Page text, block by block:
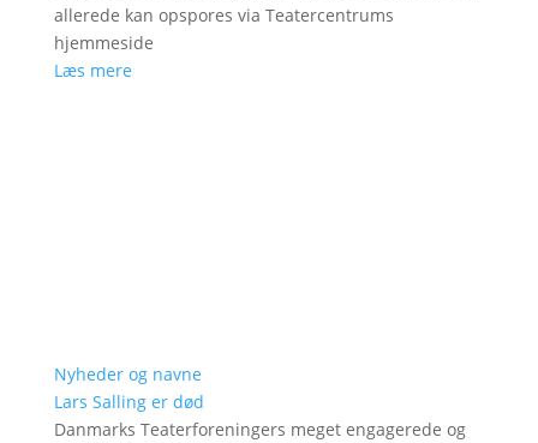
allerede kan opspores via Teatercentrums
hjemmeside
Læs mere
Nyheder og navne
Lars Salling er død
Danmarks Teaterforeningers meget engagerede og